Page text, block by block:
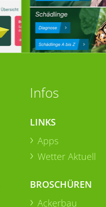
Infos
LINKS
Apps
Wetter Aktuell
BROSCHÜREN
Ackerbau